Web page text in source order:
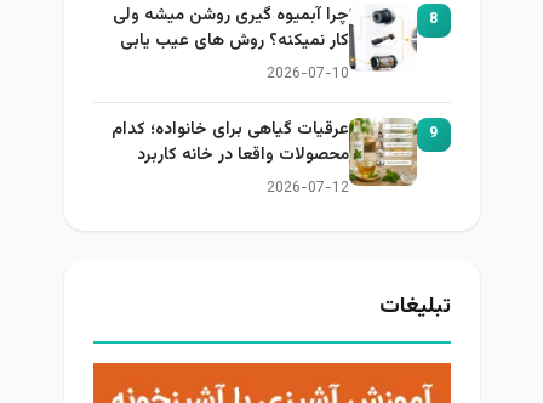
8
چرا آبمیوه گیری روشن میشه ولی
کار نمیکنه؟ روش های عیب یابی
2026-07-10
9
عرقیات گیاهی برای خانواده؛ کدام
محصولات واقعا در خانه کاربرد
دارند؟
2026-07-12
تبلیغات